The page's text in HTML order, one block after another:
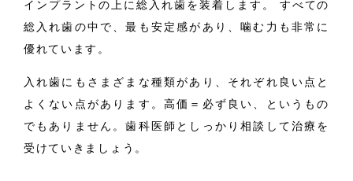
インプラントの上に総入れ歯を装着します。 すべての
総入れ歯の中で、最も安定感があり、噛む力も非常に
優れています。
入れ歯にもさまざまな種類があり、それぞれ良い点と
よくない点があります。高価＝必ず良い、というもの
でもありません。歯科医師としっかり相談して治療を
受けていきましょう。